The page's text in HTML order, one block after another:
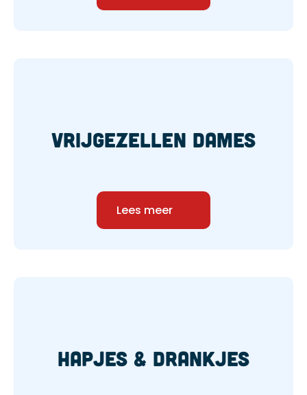
Vrijgezellen Dames
Lees meer
hapjes & drankjes